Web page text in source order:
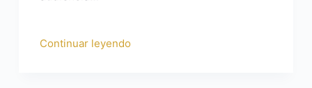
Continuar leyendo